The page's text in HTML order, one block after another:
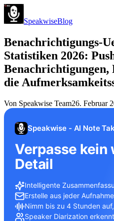
SpeakwiseBlog
Benachrichtigungs-
Statistiken 2026:
Benachrichtigungen,
die
Von Speakwise Team26. Februar
Speakwise - AI Note
Verpasse kein
Detail
Intelligente
Erstelle aus jeder
Nimm bis zu 4 Stunden
Speaker Diarization